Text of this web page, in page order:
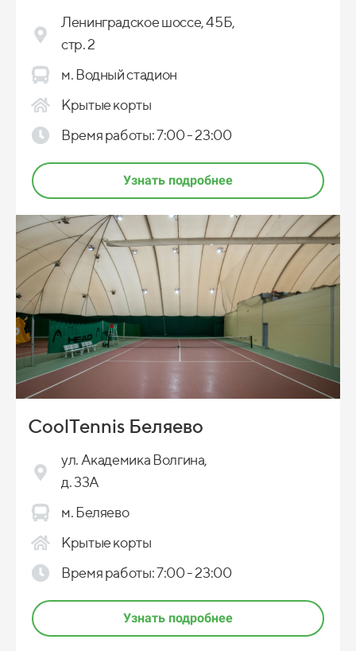
Ленинградское шоссе, 45Б,
стр. 2
м. Водный стадион
Крытые корты
Время работы: 7:00 - 23:00
Узнать подробнее
CoolTennis Беляево
ул. Академика Волгина,
д. 33А
м. Беляево
Крытые корты
Время работы: 7:00 - 23:00
Узнать подробнее